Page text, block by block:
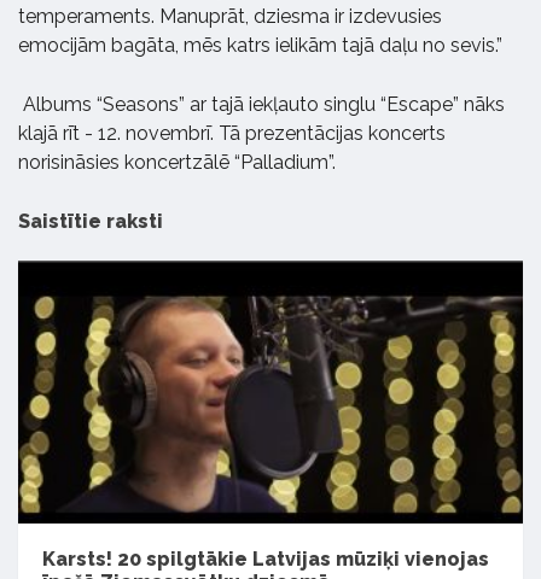
temperaments. Manuprāt, dziesma ir izdevusies
emocijām bagāta, mēs katrs ielikām tajā daļu no sevis.”
Albums “Seasons” ar tajā iekļauto singlu “Escape” nāks
klajā rīt - 12. novembrī. Tā prezentācijas koncerts
norisināsies koncertzālē “Palladium”.
Saistītie raksti
Karsts! 20 spilgtākie Latvijas mūziķi vienojas